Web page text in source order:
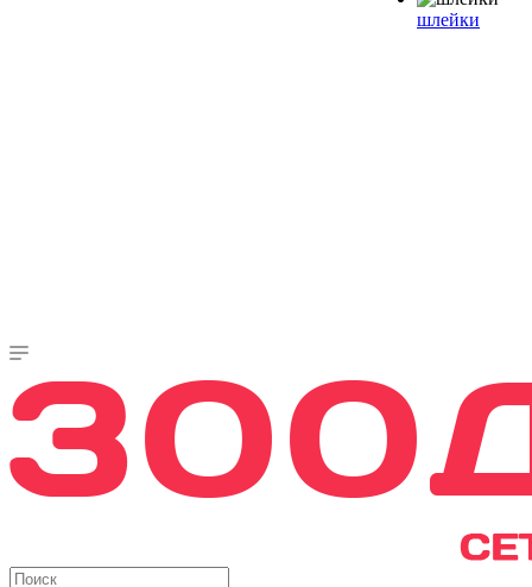
шлейки